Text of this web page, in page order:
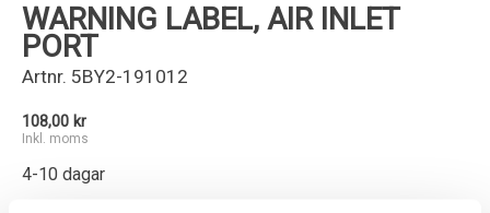
WARNING LABEL, AIR INLET
PORT
Artnr. 5BY2-191012
108,00 kr
Inkl. moms
4-10 dagar